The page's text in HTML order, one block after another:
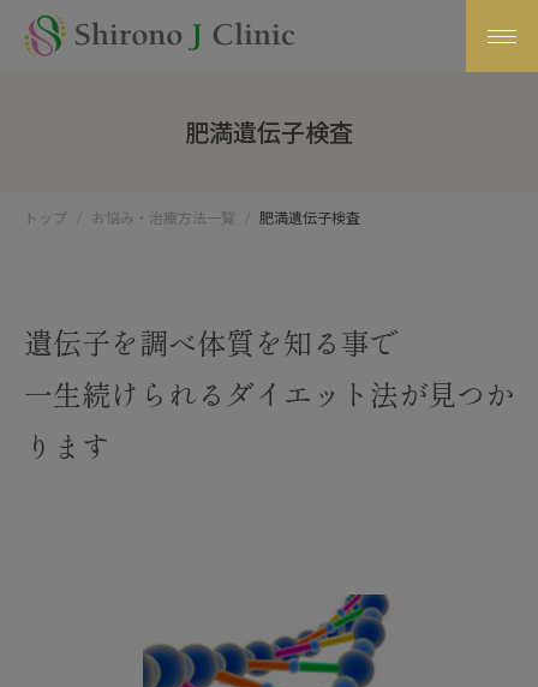
肥満遺伝子検査
トップ お悩み・治療方法一覧 肥満遺伝子検査
遺伝子を調べ体質を知る事で
一生続けられるダイエット法が見つか
ります